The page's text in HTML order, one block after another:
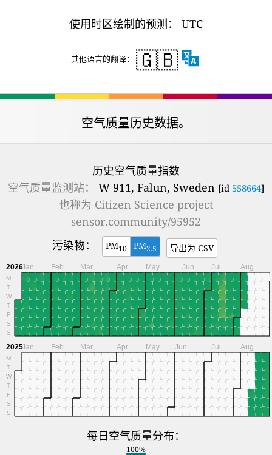
使用时区绘制的预测： UTC
其他语言的翻译： 🇬🇧
空气质量历史数据。
历史空气质量指数
空气质量监测站：
W 911, Falun, Sweden [id 558664]
也称为 Citizen Science project
sensor.community/95952
污染物：
PM10 PM2.5 导出为 CSV
2026
M
T
W
T
F
S
S
Jan Feb Mar Apr May Jun Jul Aug
2025
M
T
W
T
F
S
S
Jan Feb Mar Apr May Jun Jul Aug
每日空气质量分布：
100%